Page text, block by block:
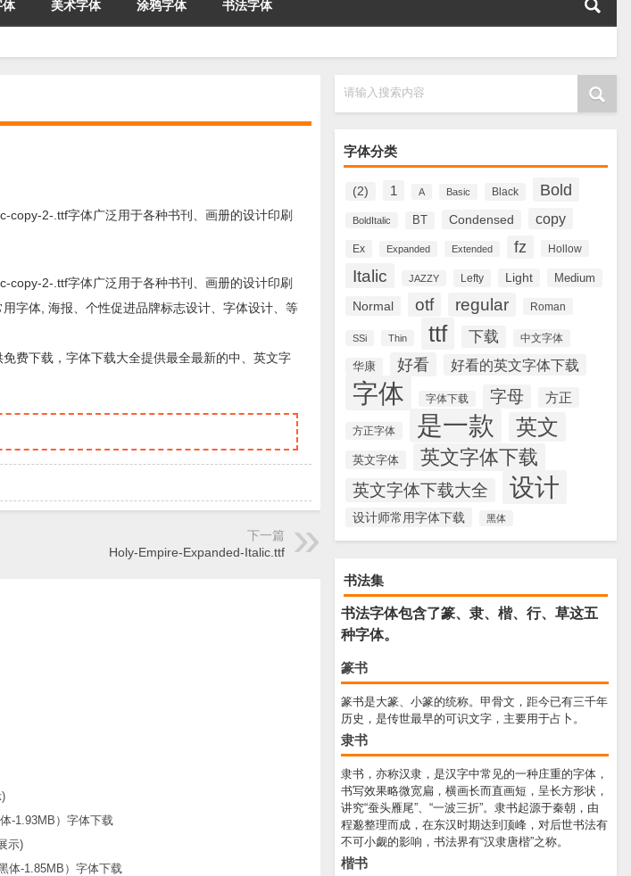
体 美术字体 涂鸦字体 书法字体
请输入搜索内容
字体分类
(2) 1 A Basic Black Bold
BoldItalic BT Condensed copy
Ex Expanded Extended fz Hollow
Italic JAZZY Lefty Light Medium
Normal otf regular Roman
SSi Thin ttf 下载 中文字体
华康 好看 好看的英文字体下载
字体 字体下载 字母 方正
方正字体 是一款 英文
英文字体 英文字体下载
英文字体下载大全 设计
设计师常用字体下载 黑体
书法集
书法字体包含了篆、隶、楷、行、草这五
种字体。
篆书
篆书是大篆、小篆的统称。甲骨文，距今已有三千年
历史，是传世最早的可识文字，主要用于占卜。
隶书
隶书，亦称汉隶，是汉字中常见的一种庄重的字体，
书写效果略微宽扁，横画长而直画短，呈长方形状，
讲究“蚕头雁尾”、“一波三折”。隶书起源于秦朝，由
程邈整理而成，在东汉时期达到顶峰，对后世书法有
不可小觑的影响，书法界有“汉隶唐楷”之称。
楷书
copy-2-.ttf字体广泛用于各种书刊、画册的设计印刷
copy-2-.ttf字体广泛用于各种书刊、画册的设计印刷
字体, 海报、个性促进品牌标志设计、字体设计、等
费下载，字体下载大全提供最全最新的中、英文字
下一篇
Holy-Empire-Expanded-Italic.ttf
-1.93MB）字体下载
体-1.85MB）字体下载